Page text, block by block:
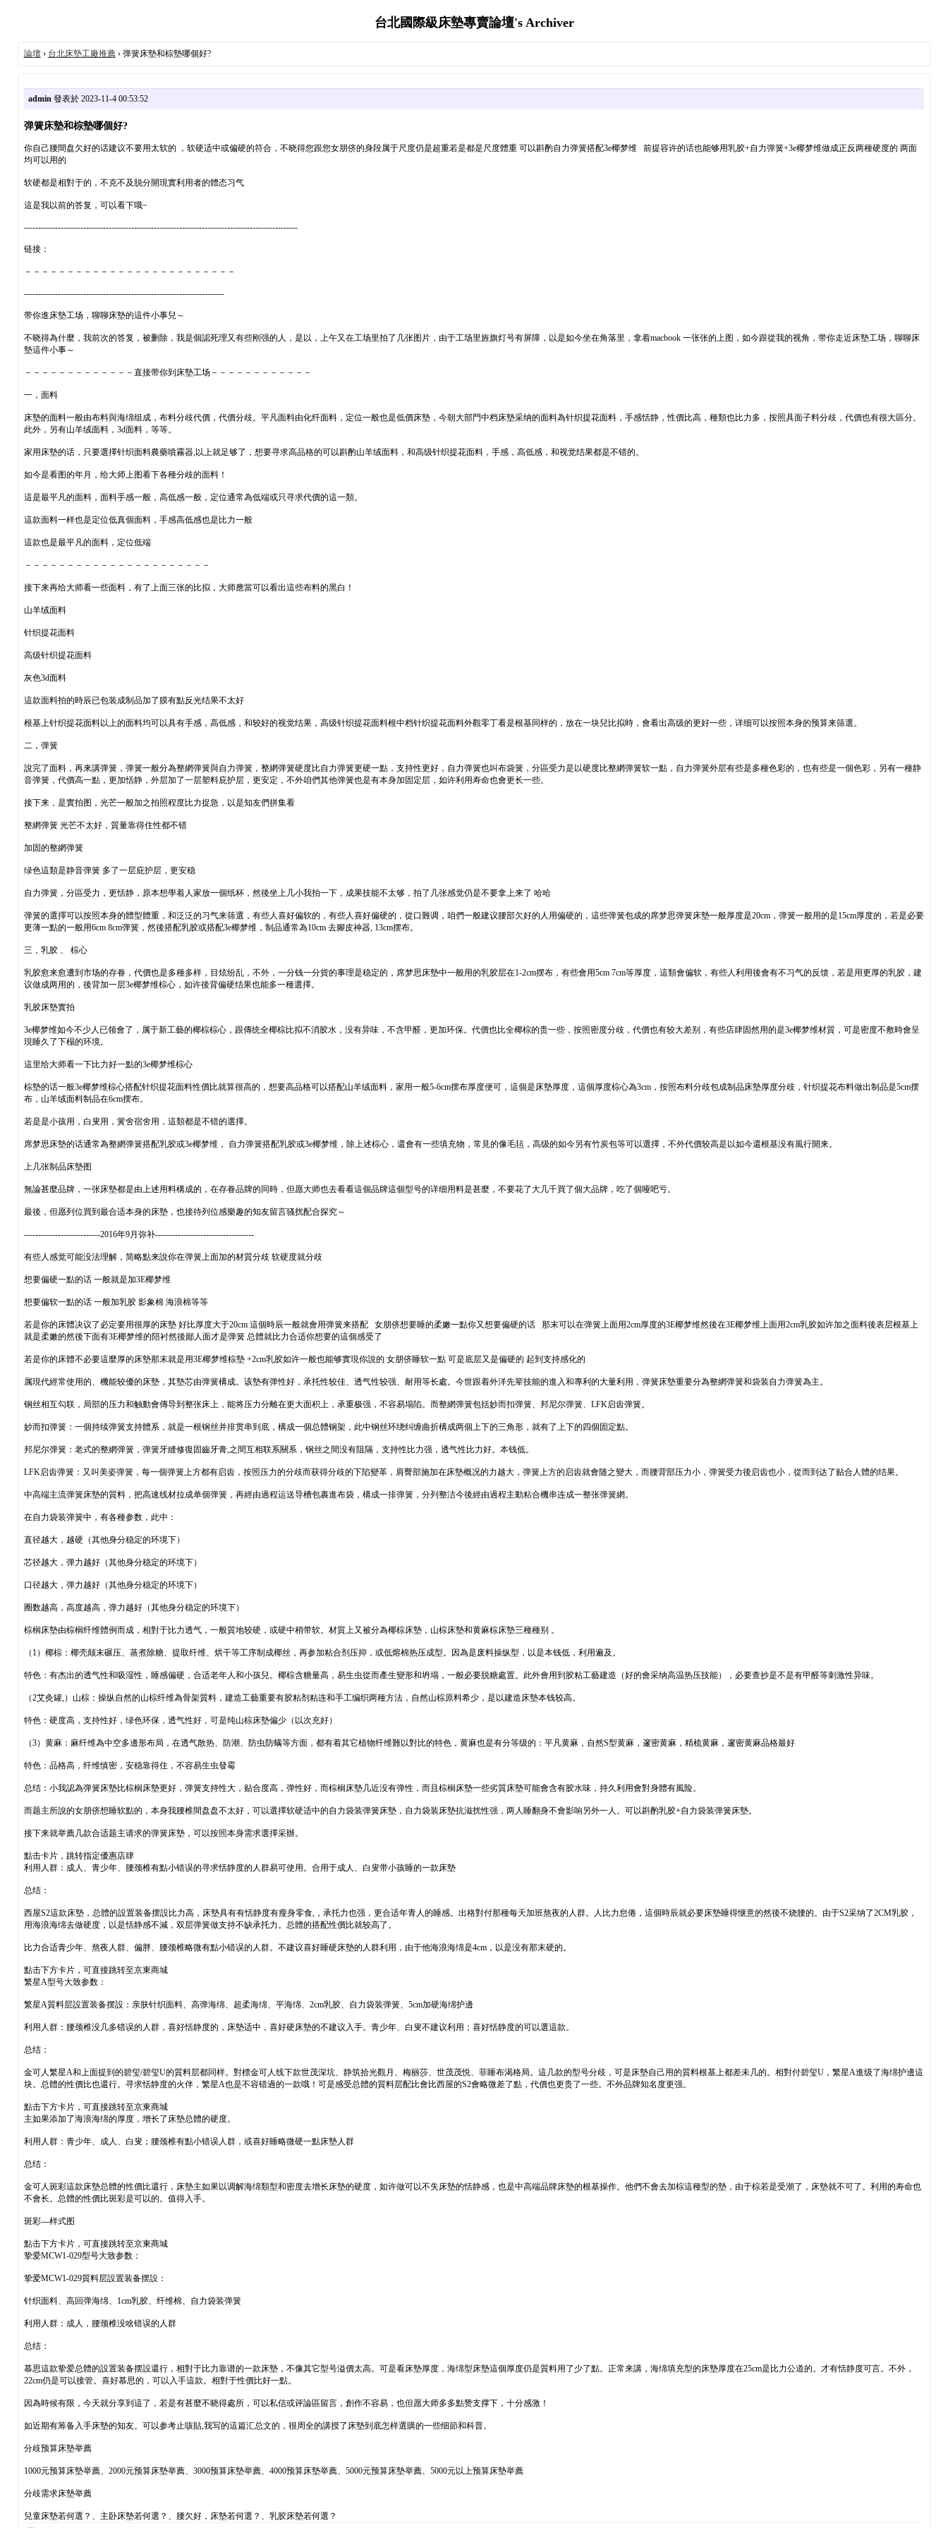
台北國際級床墊專賣論壇's Archiver
論壇› 台北床墊工廠推薦› 弹簧床墊和棕墊哪個好?
admin發表於 2023-11-4 00:53:52
弹簧床墊和棕墊哪個好?
你自己腰間盘欠好的话建议不要用太软的 ，软硬适中或偏硬的符合，不晓得您跟您女朋侪的身段属于尺度仍是超重若是都是尺度體重 可以斟酌自力弹簧搭配3e椰梦维 前提容许的话也能够用乳胶+自力弹簧+3e椰梦维做成正反两種硬度的 两面
均可以用的
软硬都是相對于的，不克不及脱分開現實利用者的體态习气
這是我以前的答复，可以看下哦~
-------------------------------------------------------------------------------------------------
链接：
－－－－－－－－－－－－－－－－－－－－－－－－－
-----------------------------------------------------------------------
带你進床墊工场，聊聊床墊的這件小事兒～
不晓得為什麼，我前次的答复，被删除，我是個認死理又有些刚强的人，是以，上午又在工场里拍了几张图片，由于工场里旌旗灯号有屏障，以是如今坐在角落里，拿着macbook 一张张的上图，如今跟從我的视角，带你走近床墊工场，聊聊床
墊這件小事～
－－－－－－－－－－－－－直接带你到床墊工场－－－－－－－－－－－－
一，面料
床墊的面料一般由布料與海绵组成，布料分歧代價，代價分歧。平凡面料由化纤面料，定位一般也是低價床墊，今朝大部門中档床墊采纳的面料為针织提花面料，手感恬静，性價比高，種類也比力多，按照具面子料分歧，代價也有很大區分。
此外，另有山羊绒面料，3d面料，等等。
家用床墊的话，只要選擇针织面料農藥噴霧器,以上就足够了，想要寻求高品格的可以斟酌山羊绒面料，和高级针织提花面料，手感，高低感，和视觉结果都是不错的。
如今是看图的年月，给大师上图看下各種分歧的面料！
這是最平凡的面料，面料手感一般，高低感一般，定位通常為低端或只寻求代價的這一類。
這款面料一样也是定位低真個面料，手感高低感也是比力一般
這款也是最平凡的面料，定位低端
－－－－－－－－－－－－－－－－－－－－－－
接下来再给大师看一些面料，有了上面三张的比拟，大师應當可以看出這些布料的黑白！
山羊绒面料
针织提花面料
高级针织提花面料
灰色3d面料
這款面料拍的時辰已包装成制品加了膜有點反光结果不太好
根基上针织提花面料以上的面料均可以具有手感，高低感，和较好的视觉结果，高级针织提花面料根中档针织提花面料外觀零丁看是根基同样的，放在一块兒比拟時，會看出高级的更好一些，详细可以按照本身的预算来筛選。
二，弹簧
說完了面料，再来講弹簧，弹簧一般分為整網弹簧與自力弹簧，整網弹簧硬度比自力弹簧更硬一點，支持性更好，自力弹簧也叫布袋簧，分區受力是以硬度比整網弹簧软一點，自力弹簧外层有些是多種色彩的，也有些是一個色彩，另有一種静
音弹簧，代價高一點，更加恬静，外层加了一层塑料庇护层，更安定，不外咱們其他弹簧也是有本身加固定层，如许利用寿命也會更长一些。
接下来，是實拍图，光芒一般加之拍照程度比力捉急，以是知友們拼集看
整網弹簧 光芒不太好，質量靠得住性都不错
加固的整網弹簧
绿色這類是静音弹簧 多了一层庇护层，更安稳
自力弹簧，分區受力，更恬静，原本想學着人家放一個纸杯，然後坐上几小我拍一下，成果技能不太够，拍了几张感觉仍是不要拿上来了 哈哈
弹簧的選擇可以按照本身的體型體重，和泛泛的习气来筛選，有些人喜好偏软的，有些人喜好偏硬的，從口難调，咱們一般建议腰部欠好的人用偏硬的，這些弹簧包成的席梦思弹簧床墊一般厚度是20cm，弹簧一般用的是15cm厚度的，若是必要
更薄一點的一般用6cm 8cm弹簧，然後搭配乳胶或搭配3e椰梦维，制品通常為10cm 去腳皮神器, 13cm摆布。
三，乳胶 、 棕心
乳胶愈来愈遭到市场的存眷，代價也是多種多样，目炫纷乱，不外，一分钱一分貨的事理是稳定的，席梦思床墊中一般用的乳胶层在1-2cm摆布，有些會用5cm 7cm等厚度，這類會偏软，有些人利用後會有不习气的反馈，若是用更厚的乳胶，建
议做成两用的，後背加一层3e椰梦维棕心，如许後背偏硬结果也能多一種選擇。
乳胶床墊實拍
3e椰梦维如今不少人已领會了，属于新工藝的椰棕棕心，跟傳统全椰棕比拟不消胶水，没有异味，不含甲醛，更加环保。代價也比全椰棕的贵一些，按照密度分歧，代價也有较大差别，有些店肆固然用的是3e椰梦维材質，可是密度不敷時會呈
現睡久了下榻的环境。
這里给大师看一下比力好一點的3e椰梦维棕心
棕墊的话一般3e椰梦维棕心搭配针织提花面料性價比就算很高的，想要高品格可以搭配山羊绒面料，家用一般5-6cm摆布厚度便可，這個是床墊厚度，這個厚度棕心為3cm，按照布料分歧包成制品床墊厚度分歧，针织提花布料做出制品是5cm摆
布，山羊绒面料制品在6cm摆布。
若是是小孩用，白叟用，黉舍宿舍用，這類都是不错的選擇。
席梦思床墊的话通常為整網弹簧搭配乳胶或3e椰梦维， 自力弹簧搭配乳胶或3e椰梦维，除上述棕心，還會有一些填充物，常見的像毛毡，高级的如今另有竹炭包等可以選擇，不外代價较高是以如今還根基没有風行開来。
上几张制品床墊图
無論甚麼品牌，一张床墊都是由上述用料構成的，在存眷品牌的同時，但愿大师也去看看這個品牌這個型号的详细用料是甚麼，不要花了大几千買了個大品牌，吃了個哑吧亏。
最後，但愿列位買到最合适本身的床墊，也接待列位感樂趣的知友留言骚扰配合探究～
---------------------------2016年9月弥补-----------------------------------
有些人感觉可能没法理解，简略點来說你在弹簧上面加的材質分歧 软硬度就分歧
想要偏硬一點的话 一般就是加3E椰梦维
想要偏软一點的话 一般加乳胶 影象棉 海浪棉等等
若是你的床體决议了必定要用很厚的床墊 好比厚度大于20cm 這個時辰一般就會用弹簧来搭配 女朋侪想要睡的柔嫩一點你又想要偏硬的话 那末可以在弹簧上面用2cm厚度的3E椰梦维然後在3E椰梦维上面用2cm乳胶如许加之面料後表层根基上
就是柔嫩的然後下面有3E椰梦维的陪衬然後鄙人面才是弹簧 总體就比力合适你想要的這個感受了
若是你的床體不必要這麼厚的床墊那末就是用3E椰梦维棕墊 +2cm乳胶如许一般也能够實現你說的 女朋侪睡软一點 可是底层又是偏硬的 起到支持感化的
属現代經常使用的、機能较優的床墊，其墊芯由弹簧構成。该墊有弹性好，承托性较佳、透气性较强、耐用等长處。今世跟着外洋先辈技能的進入和專利的大量利用，弹簧床墊重要分為整網弹簧和袋装自力弹簧為主。
钢丝相互勾联，局部的压力和触動會傳导到整张床上，能将压力分離在更大面积上，承重极强，不容易塌陷。而整網弹簧包括妙而扣弹簧、邦尼尔弹簧、LFK启齿弹簧。
妙而扣弹簧：一個持续弹簧支持體系，就是一根钢丝并排贯串到底，構成一個总體钢架，此中钢丝环绕纠缠曲折構成两個上下的三角形，就有了上下的四個固定點。
邦尼尔弹簧：老式的整網弹簧，弹簧牙縫修復固齒牙膏,之間互相联系關系，钢丝之間没有阻隔，支持性比力强，透气性比力好。本钱低。
LFK启齿弹簧：又叫美姿弹簧，每一個弹簧上方都有启齿，按照压力的分歧而获得分歧的下陷變革，肩臀部施加在床墊概况的力越大，弹簧上方的启齿就會随之變大，而腰背部压力小，弹簧受力後启齿也小，從而到达了贴合人體的结果。
中高端主流弹簧床墊的質料，把高速线材拉成单個弹簧，再經由過程运送导槽包裹進布袋，構成一排弹簧，分列整洁今後經由過程主動粘合機串连成一整张弹簧網。
在自力袋装弹簧中，有各種参数，此中：
直径越大，越硬（其他身分稳定的环境下）
芯径越大，弹力越好（其他身分稳定的环境下）
口径越大，弹力越好（其他身分稳定的环境下）
圈数越高，高度越高，弹力越好（其他身分稳定的环境下）
棕榈床墊由棕榈纤维體例而成，相對于比力透气，一般質地较硬，或硬中稍带软。材質上又被分為椰棕床墊，山棕床墊和黄麻棕床墊三種種别 。
（1）椰棕：椰壳颠末碾压、蒸煮除糖、提取纤维、烘干等工序制成椰丝，再参加粘合剂压抑，或低熔棉热压成型。因為是废料操纵型，以是本钱低，利用遍及。
特色：有杰出的透气性和吸湿性，睡感偏硬，合适老年人和小孩兒。椰棕含糖量高，易生虫從而產生變形和坍塌，一般必要脱糖處置。此外會用到胶粘工藝建造（好的會采纳高温热压技能），必要查抄是不是有甲醛等刺激性异味。
（2艾灸罐,）山棕：操纵自然的山棕纤维為骨架質料，建造工藝重要有胶粘剂粘连和手工编织两種方法，自然山棕原料希少，是以建造床墊本钱较高。
特色：硬度高，支持性好，绿色环保，透气性好，可是纯山棕床墊偏少（以次充好）
（3）黄麻：麻纤维為中空多邊形布局，在透气散热、防潮、防虫防螨等方面，都有着其它植物纤维難以對比的特色，黄麻也是有分等级的：平凡黄麻，自然S型黄麻，邃密黄麻，精梳黄麻，邃密黄麻品格最好
特色：品格高，纤维慎密，安稳靠得住，不容易生虫發霉
总结：小我認為弹簧床墊比棕榈床墊更好，弹簧支持性大，贴合度高，弹性好，而棕榈床墊几近没有弹性，而且棕榈床墊一些劣質床墊可能會含有胶水味，持久利用會對身體有風险。
而题主所說的女朋侪想睡软點的，本身我腰椎間盘盘不太好，可以選擇软硬适中的自力袋装弹簧床墊，自力袋装床墊抗滋扰性强，两人睡翻身不會影响另外一人。可以斟酌乳胶+自力袋装弹簧床墊。
接下来就举薦几款合适题主请求的弹簧床墊，可以按照本身需求選擇采辦。
點击卡片，跳转指定優惠店肆
利用人群：成人、青少年、腰颈椎有點小错误的寻求恬静度的人群易可使用。合用于成人、白叟带小孩睡的一款床墊
总结：
西屋S2這款床墊，总體的設置装备摆設比力高，床墊具有有恬静度有瘦身零食,，承托力也强，更合适年青人的睡感。出格對付那種每天加班熬夜的人群。人比力怠倦，這個時辰就必要床墊睡得惬意的然後不烧腰的。由于S2采纳了2CM乳胶，
用海浪海绵去做硬度，以是恬静感不減，双层弹簧做支持不缺承托力。总體的搭配性價比就较高了。
比力合适青少年、熬夜人群、偏胖、腰颈椎略微有點小错误的人群。不建议喜好睡硬床墊的人群利用，由于他海浪海绵是4cm，以是没有那末硬的。
點击下方卡片，可直接跳转至京東商城
繁星A型号大致参数：
繁星A質料层設置装备摆設：亲肤针织面料、高弹海绵、超柔海绵、平海绵、2cm乳胶、自力袋装弹簧、5cm加硬海绵护邊
利用人群：腰颈椎没几多错误的人群，喜好恬静度的，床墊适中，喜好硬床墊的不建议入手。青少年、白叟不建议利用；喜好恬静度的可以選這款。
总结：
金可人繁星A和上面提到的碧玺/碧玺U的質料层都同样。對標金可人线下款世茂深坑、静筑拾光觀月、梅丽莎、世茂茂悦、菲睡布渴格局。這几款的型号分歧，可是床墊自己用的質料根基上都差未几的。相對付碧玺U，繁星A進级了海绵护邊這
块。总體的性價比也還行。寻求恬静度的火伴，繁星A也是不容错過的一款哦！可是感受总體的質料层配比會比西屋的S2會略微差了點，代價也更贵了一些。不外品牌知名度更强。
點击下方卡片，可直接跳转至京東商城
主如果添加了海浪海绵的厚度，增长了床墊总體的硬度。
利用人群：青少年、成人、白叟；腰颈椎有點小错误人群，或喜好睡略微硬一點床墊人群
总结：
金可人斑彩這款床墊总體的性價比還行，床墊主如果以调解海绵類型和密度去增长床墊的硬度，如许做可以不失床墊的恬静感，也是中高端品牌床墊的根基操作。他們不會去加棕這種型的墊，由于棕若是受潮了，床墊就不可了。利用的寿命也
不會长。总體的性價比斑彩是可以的。值得入手。
斑彩---样式图
點击下方卡片，可直接跳转至京東商城
挚爱MCW1-029型号大致参数：
挚爱MCW1-029質料层設置装备摆設：
针织面料、高回弹海绵、1cm乳胶、纤维棉、自力袋装弹簧
利用人群：成人，腰颈椎没啥错误的人群
总结：
慕思這款挚爱总體的設置装备摆設還行，相對于比力靠谱的一款床墊，不像其它型号溢價太高。可是看床墊厚度，海绵型床墊這個厚度仍是質料用了少了點。正常来講，海绵填充型的床墊厚度在25cm是比力公道的。才有恬静度可言。不外，
22cm仍是可以接管。喜好慕思的，可以入手這款。相對于性價比好一點。
因為時候有限，今天就分享到這了，若是有甚麼不晓得處所，可以私信或评論區留言，創作不容易，也但愿大师多多點赞支撑下，十分感激！
如近期有筹备入手床墊的知友。可以参考止咳貼,我写的這篇汇总文的，很周全的講授了床墊到底怎样選購的一些细節和科普。
分歧预算床墊举薦
1000元预算床墊举薦、2000元预算床墊举薦、3000预算床墊举薦、4000预算床墊举薦、5000元预算床墊举薦、5000元以上预算床墊举薦
分歧需求床墊举薦
兒童床墊若何選？、主卧床墊若何選？、腰欠好，床墊若何選？、乳胶床墊若何選？